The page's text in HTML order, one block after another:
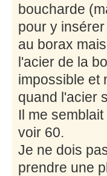
boucharde
pour y
au borax
l'acier de la
impossible et
quand l'acier
Il me
voir 60.
Je ne dois
prendre une